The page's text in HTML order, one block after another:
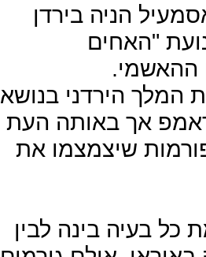
הניה בירדן
"האחים
ההאשמי.
הירדני בנושא
אך באותה העת
שיצמצמו את
כל בעיה בינה לבין